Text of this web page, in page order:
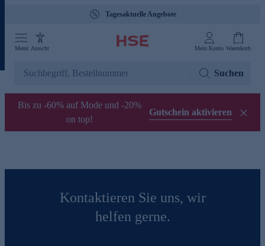
Tagesaktuelle Angebote
Menü Ansicht Mein Konto Warenkorb
Suchen
Bis zu -60% auf Mode und -20%
on top!
Gutschein aktivieren
Kontaktieren Sie uns, wir
helfen gerne.